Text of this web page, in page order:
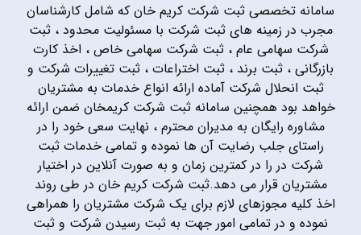
سامانه تخصصی ثبت شرکت کریم خان که شامل کارشناسان
مجرب در زمینه های ثبت شرکت با مسئولیت محدود ، ثبت
شرکت سهامی عام ، ثبت شرکت سهامی خاص ، اخذ کارت
بازرگانی ، ثبت برند ، ثبت اختراعات ، ثبت تغییرات شرکت و
ثبت انحلال شرکت آماده ارائه انواع خدمات به مشتریان
خواهد بود همچنین سامانه ثبت شرکت کریمخان ضمن ارائه
مشاوره رایگان به مدیران محترم ، نهایت سعی خود را در
راستای جلب رضایت آن ها نموده و تمامی خدمات ثبت
شرکت در را در کمترین زمان و به صورت آنلاین در اختیار
مشتریان قرار می دهد.ثبت شرکت کریم خان در طی روند
اخذ کلیه مجوزهای لازم برای یک شرکت مشتریان را همراهی
نموده و در تمامی امور جهت به ثبت رسیدن شرکت و ثبت